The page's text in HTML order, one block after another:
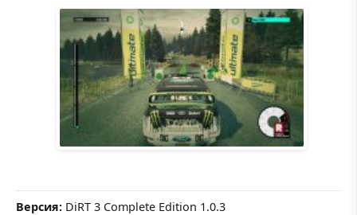
Версия: DiRT 3 Complete Edition 1.0.3